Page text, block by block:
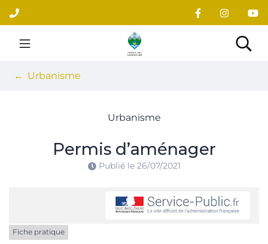
Aller
au
contenu
Site officiel du village
Urbanisme
Urbanisme
Permis d’aménager
Publié le 26/07/2021
Fiche pratique